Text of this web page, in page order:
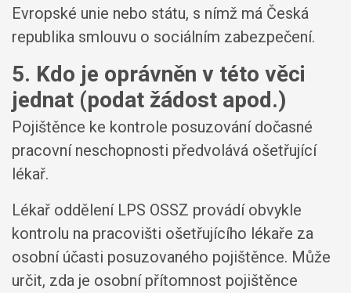
Evropské unie nebo státu, s nímž má Česká
republika smlouvu o sociálním zabezpečení.
5. Kdo je oprávněn v této věci
jednat (podat žádost apod.)
Pojištěnce ke kontrole posuzování dočasné
pracovní neschopnosti předvolává ošetřující
lékař.
Lékař oddělení LPS OSSZ provádí obvykle
kontrolu na pracovišti ošetřujícího lékaře za
osobní účasti posuzovaného pojištěnce. Může
určit, zda je osobní přítomnost pojištěnce